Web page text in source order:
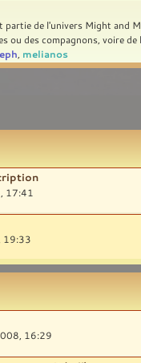
partie de l'univers Might and
ou des compagnons, voire de
melianos
17:41
19:33
16:29